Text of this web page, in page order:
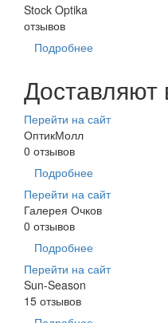
Stock Optika
отзывов
Подробнее
Доставляют
Перейти на сайт
ОптикМолл
0 отзывов
Подробнее
Перейти на сайт
Галерея Очков
0 отзывов
Подробнее
Перейти на сайт
Sun-Season
15 отзывов